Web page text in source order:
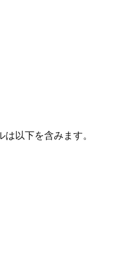
以下を含みます。